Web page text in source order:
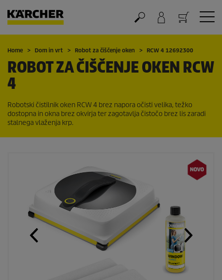
Nakupovalna košarica
Home Dom in vrt Robot za čiščenje oken RCW 4 12692300
ROBOT ZA ČIŠČENJE OKEN RCW
4
Robotski čistilnik oken RCW 4 brez napora očisti velika, težko
dostopna in okna brez okvirja ter zagotavlja čistočo brez lis zaradi
stalnega vlaženja krp.